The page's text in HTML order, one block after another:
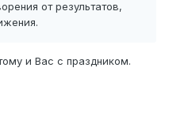
от результатов,
и Вас с праздником.